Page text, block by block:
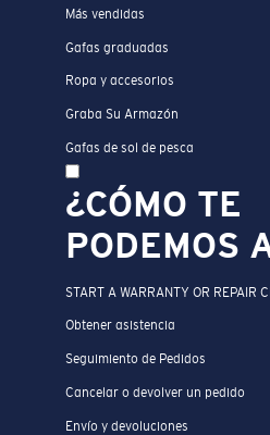
Más vendidas
Gafas graduadas
Ropa y accesorios
Graba Su Armazón
Gafas de sol de pesca
¿CÓMO TE
PODEMOS
START A WARRANTY OR REPAIR
Obtener asistencia
Seguimiento de Pedidos
Cancelar o devolver un pedido
Envío y devoluciones